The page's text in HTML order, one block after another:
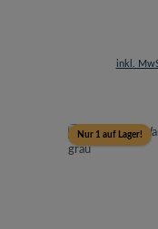
inkl.
Nur 1 auf Lager!